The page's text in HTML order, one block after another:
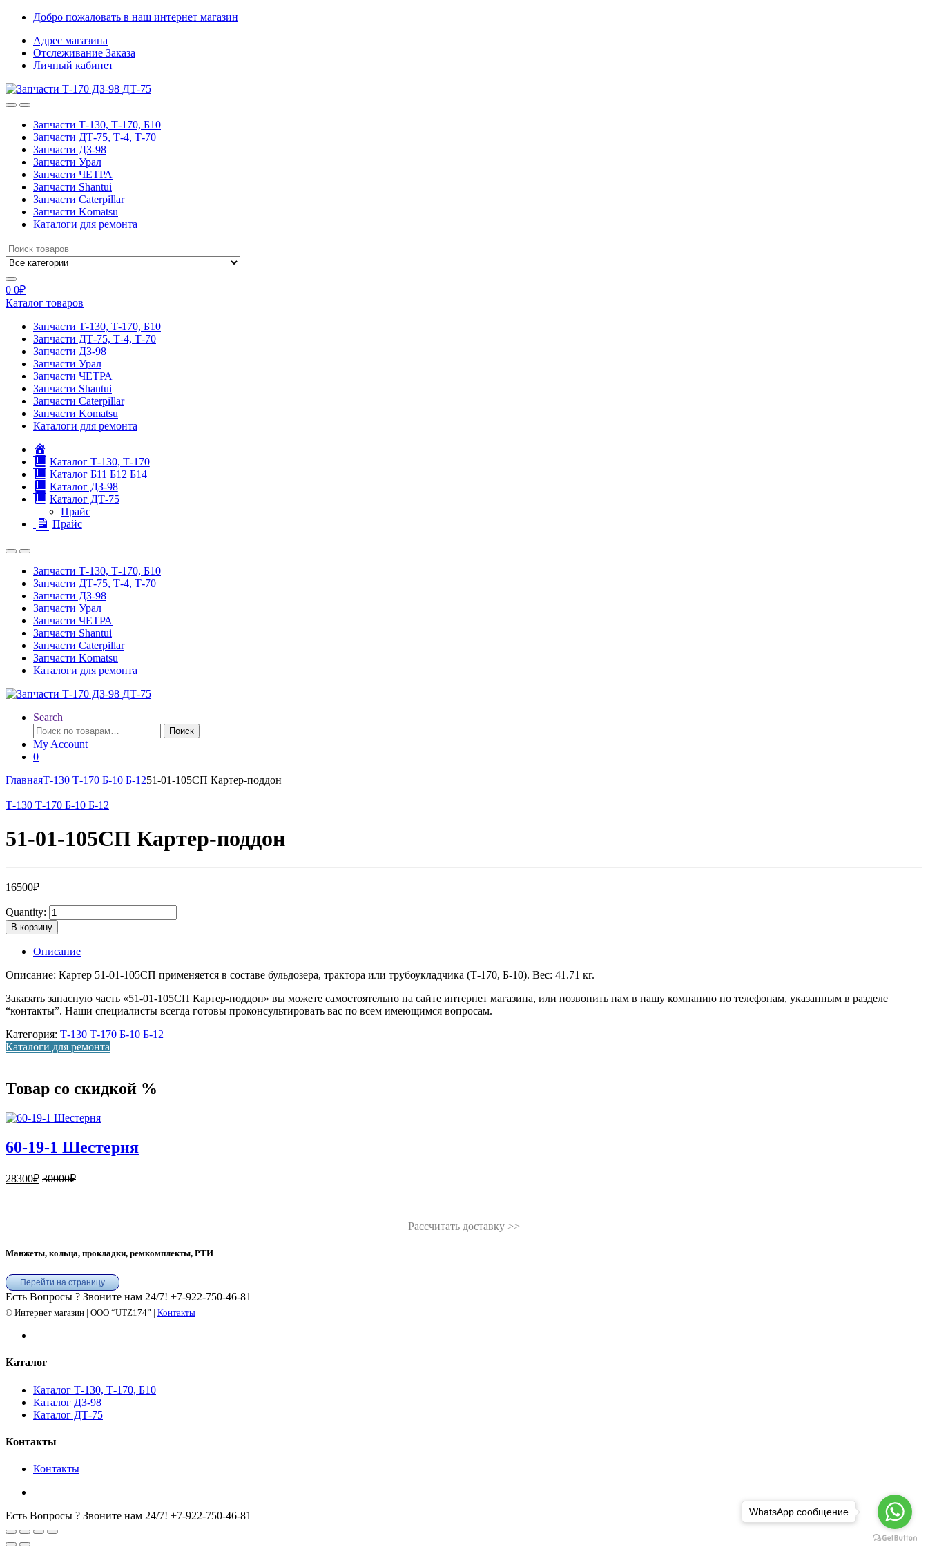
Skip
navigation
Skip
content
Добро пожаловать в наш интернет магазин
Адрес магазина
Отслеживание Заказа
Личный кабинет
Запчасти Т-130, Т-170, Б10
Запчасти ДТ-75, Т-4, Т-70
Запчасти ДЗ-98
Запчасти Урал
Запчасти ЧЕТРА
Запчасти Shantui
Запчасти Caterpillar
Запчасти Komatsu
Каталоги для ремонта
Search
for:
0 0₽
Каталог товаров
Запчасти Т-130, Т-170, Б10
Запчасти ДТ-75, Т-4, Т-70
Запчасти ДЗ-98
Запчасти Урал
Запчасти ЧЕТРА
Запчасти Shantui
Запчасти Caterpillar
Запчасти Komatsu
Каталоги для ремонта
Каталог Т-130, Т-170
Каталог Б11 Б12 Б14
Каталог ДЗ-98
Каталог ДТ-75
Прайс
Прайс
Запчасти Т-130, Т-170, Б10
Запчасти ДТ-75, Т-4, Т-70
Запчасти ДЗ-98
Запчасти Урал
Запчасти ЧЕТРА
Запчасти Shantui
Запчасти Caterpillar
Запчасти Komatsu
Каталоги для ремонта
Search
Искать:
Поиск
My Account
0
ГлавнаяТ-130 Т-170 Б-10 Б-1251-01-105СП Картер-поддон
Т-130 Т-170 Б-10 Б-12
51-01-105СП Картер-поддон
16500₽
Quantity:
В корзину
Описание
Описание: Картер 51-01-105СП применяется в составе бульдозера, трактора или трубоукладчика (Т-170, Б-10). Вес: 41.71 кг.
Заказать запасную часть «51-01-105СП Картер-поддон» вы можете самостоятельно на сайте интернет магазина, или позвонить нам в нашу компанию по телефонам, указанным в разделе
“контакты”. Наши специалисты всегда готовы проконсультировать вас по всем имеющимся вопросам.
Категория: Т-130 Т-170 Б-10 Б-12
Каталоги для ремонта
Товар со скидкой %
60-19-1 Шестерня
28300₽ 30000₽
Рассчитать доставку >>
Манжеты, кольца, прокладки, ремкомплекты, РТИ
Перейти на страницу
Есть Вопросы ? Звоните нам 24/7! +7-922-750-46-81
© Интернет магазин | ООО “UTZ174” | Контакты
Каталог
Каталог Т-130, Т-170, Б10
Каталог ДЗ-98
Каталог ДТ-75
Контакты
Контакты
Есть Вопросы ? Звоните нам 24/7! +7-922-750-46-81 WhatsApp сообщение